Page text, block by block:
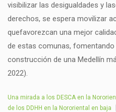
visibilizar las desigualdades y
derechos, se espera movilizar
quefavorezcan una mejor
de estas comunas,
construcción de una Medellín
2022).
Una mirada a los DESCA en la
de los DDHH en la Nororiental en baja